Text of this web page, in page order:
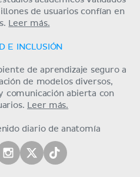
de usuarios confían en
Leer más.
E INCLUSIÓN
de aprendizaje seguro a
de modelos diversos,
comunicación abierta con
Leer más.
diario de anatomía